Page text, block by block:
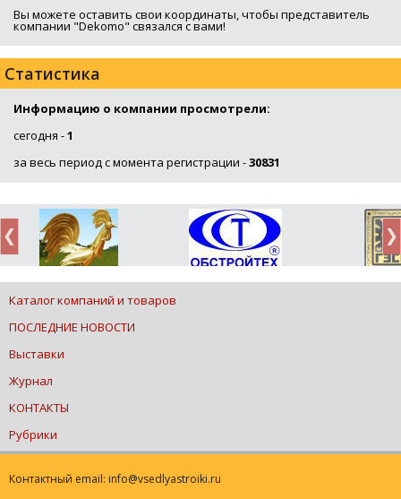
Вы можете оставить свои координаты, чтобы представитель
компании "Dekomo" связался с вами!
Статистика
Информацию о компании просмотрели:
сегодня -1
за весь период с момента регистрации -30831
Каталог компаний и товаров
ПОСЛЕДНИЕ НОВОСТИ
Выставки
Журнал
КОНТАКТЫ
Рубрики
Контактный email: info@vsedlyastroiki.ru